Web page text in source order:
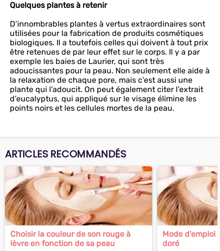
Quelques plantes à retenir
D’innombrables plantes à vertus extraordinaires sont
utilisées pour la fabrication de produits cosmétiques
biologiques. Il a toutefois celles qui doivent à tout prix
être retenues de par leur effet sur le corps. Il y a par
exemple les baies de Laurier, qui sont très
adoucissantes pour la peau. Non seulement elle aide à
la relaxation de chaque pore, mais c’est aussi une
plante qui l’adoucit. On peut également citer l’extrait
d’eucalyptus, qui appliqué sur le visage élimine les
points noirs et les cellules mortes de la peau.
ARTICLES RECOMMANDÉS
Choisir la couleur de son rouge à
lèvre en fonction de sa peau
Mode d'emploi
doré